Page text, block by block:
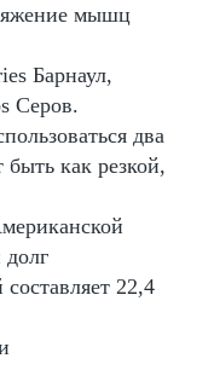
мышц
Барнаул,
Серов.
два
как резкой,
22,4